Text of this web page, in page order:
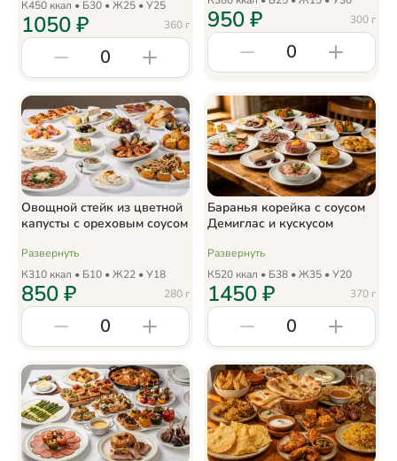
К450 ккал • Б30 • Ж25 • У25
360 г
1050₽
0
300 г
950₽
0
Овощной стейк из цветной
капусты с ореховым соусом
Развернуть
К310 ккал • Б10 • Ж22 • У18
280 г
850₽
0
Баранья корейка с соусом
Демиглас и кускусом
Развернуть
К520 ккал • Б38 • Ж35 • У20
370 г
1450₽
0